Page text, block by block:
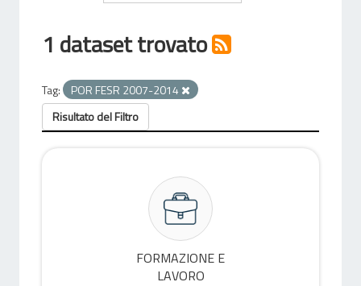
1 dataset trovato
Tag:
POR FESR 2007-2014
Risultato del Filtro
FORMAZIONE E
LAVORO